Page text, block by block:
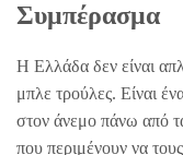
Συμπέρασμα
Η Ελλάδα δεν είναι
μπλε τρούλες. Είναι
στον άνεμο πάνω από
που περιμένουν να